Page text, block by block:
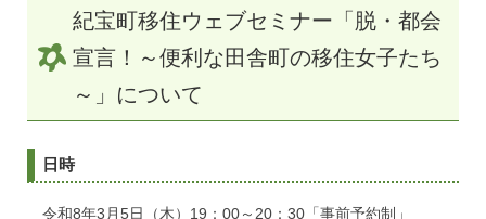
紀宝町移住ウェブセミナー「脱・都会
宣言！～便利な田舎町の移住女子たち
～」について
日時
令和8年3月5日（木）19：00～20：30「事前予約制」